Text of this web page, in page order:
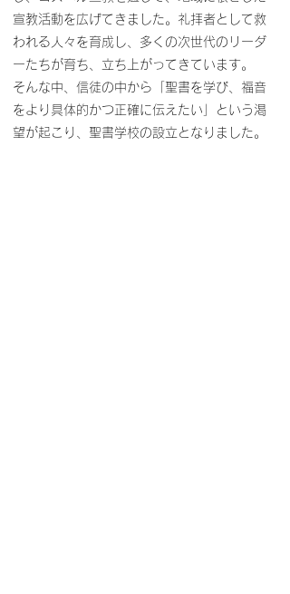
宣教活動を広げてきました。礼拝者として救
われる人々を育成し、多くの次世代のリーダ
ーたちが育ち、立ち上がってきています。
そんな中、信徒の中から「聖書を学び、福音
をより具体的かつ正確に伝えたい」という渇
望が起こり、聖書学校の設立となりました。